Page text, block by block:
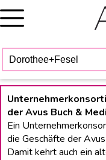
Skip
to
der Avus Buch &
Ein
die Geschäfte der
Damit kehrt auch ein